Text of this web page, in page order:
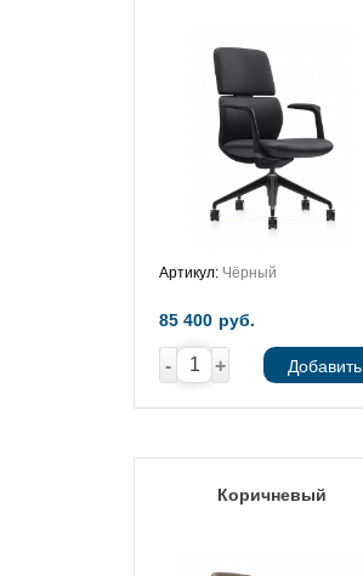
Артикул: Чёрный
85 400 руб.
- + Добавить
Коричневый